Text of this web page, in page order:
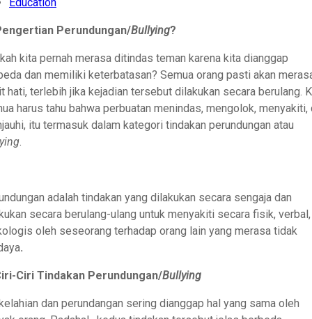
Perundungan/Bullying?
kita pernah merasa ditindas teman karena kita dianggap
dan memiliki keterbatasan? Semua orang pasti akan
hati, terlebih jika kejadian tersebut dilakukan secara berulang.
harus tahu bahwa perbuatan menindas, mengolok, menyakiti,
itu termasuk dalam kategori tindakan perundungan atau
adalah tindakan yang dilakukan secara sengaja dan
secara berulang-ulang untuk menyakiti secara fisik,
oleh seseorang terhadap orang lain yang merasa tidak
.
Ciri Tindakan Perundungan/Bullying
dan perundangan sering dianggap hal yang sama oleh